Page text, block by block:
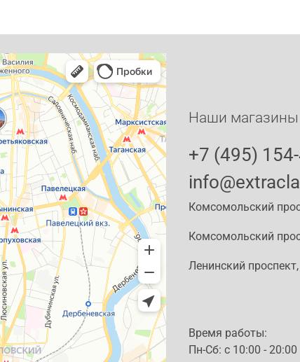
Наши
+7 (495)
Комсомольский
Комсомольский
Ленинский
Время работы:
Пн-Сб: c 10:00 - 20:00